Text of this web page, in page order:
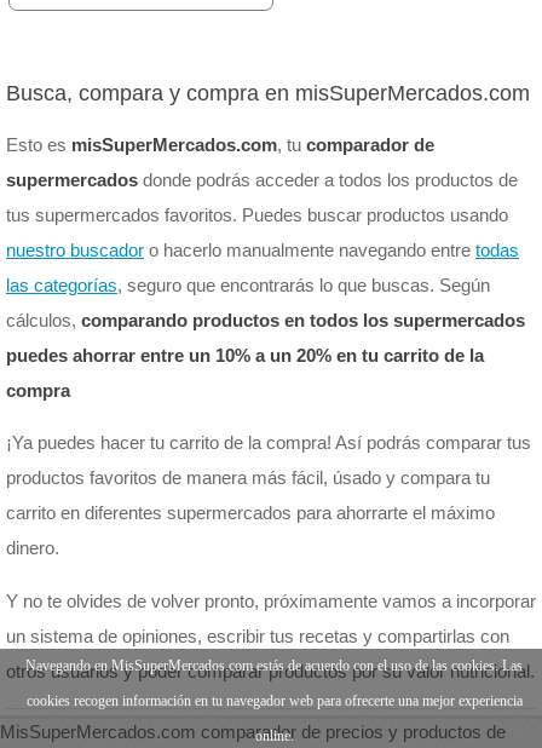
Busca, compara y compra en misSuperMercados.com
Esto es misSuperMercados.com, tu comparador de
supermercados donde podrás acceder a todos los productos de
tus supermercados favoritos. Puedes buscar productos usando
nuestro buscador o hacerlo manualmente navegando entre todas
las categorías, seguro que encontrarás lo que buscas. Según
cálculos, comparando productos en todos los supermercados
puedes ahorrar entre un 10% a un 20% en tu carrito de la
compra
¡Ya puedes hacer tu carrito de la compra! Así podrás comparar tus
productos favoritos de manera más fácil, úsado y compara tu
carrito en diferentes supermercados para ahorrarte el máximo
dinero.
Y no te olvides de volver pronto, próximamente vamos a incorporar
un sistema de opiniones, escribir tus recetas y compartirlas con
otros usuarios y poder comparar productos por su valor nutricional.
MisSuperMercados.com comparador de precios y productos de
Navegando en MisSuperMercados.com estás de acuerdo con el uso de las cookies. Las
cookies recogen información en tu navegador web para ofrecerte una mejor experiencia
online.